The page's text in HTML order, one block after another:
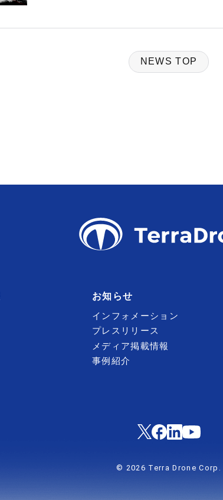
NEWS TOP
お知らせ
インフォメーション
プレスリリース
メディア掲載情報
事例紹介
© 2026 Terra Drone Corp.